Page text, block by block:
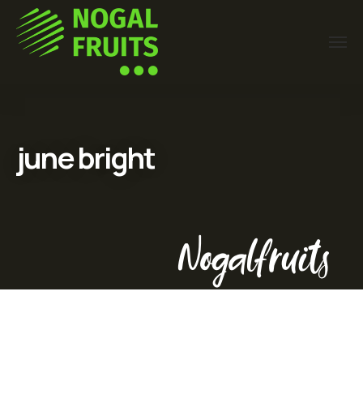
june bright
Nogalfruits